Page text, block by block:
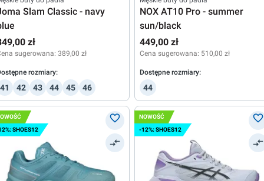
Slam Classic - navy
zł
sugerowana: 389,00 zł
rozmiary:
41 42 43 44 45 46
NOX AT10 Pro - summer
sun/black
449,00 zł
Cena sugerowana: 510,00 zł
Dostępne rozmiary:
44
SHOES12
NOWOŚĆ
-12%: SHOES12